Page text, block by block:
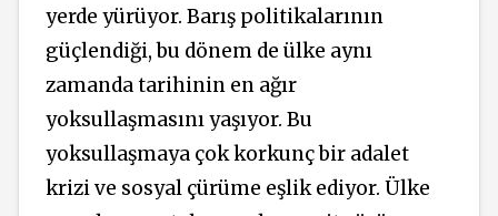
yerde yürüyor. Barış politikalarının
güçlendiği, bu dönem de ülke aynı
zamanda tarihinin en ağır
yoksullaşmasını yaşıyor. Bu
yoksullaşmaya çok korkunç bir adalet
krizi ve sosyal çürüme eşlik ediyor. Ülke